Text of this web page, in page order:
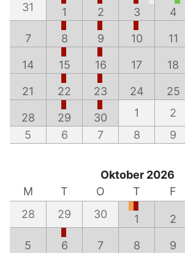
31
1 2 3 4
7 8 9 10 11
14 15 16 17 18
21 22 23 24 25
28 29 30 1 2
5
6 7 8 9
Oktober 2026
M
T O T F
28
29 30 1 2
5 6 7 8 9